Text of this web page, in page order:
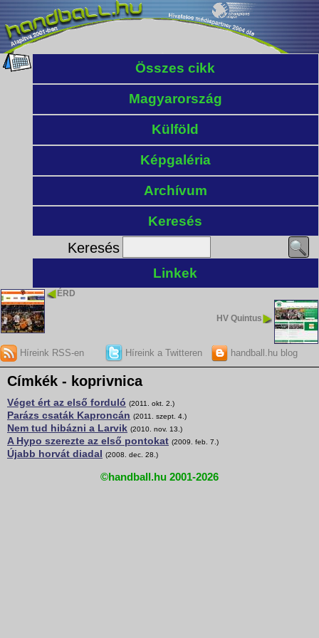
Összes cikk
Magyarország
Külföld
Képgaléria
Archívum
Keresés
Keresés
Linkek
ÉRD
HV Quintus
Híreink RSS-en Híreink a Twitteren handball.hu blog
Címkék - koprivnica
Véget ért az első forduló (2011. okt. 2.)
Parázs csaták Kaproncán (2011. szept. 4.)
Nem tud hibázni a Larvik (2010. nov. 13.)
A Hypo szerezte az első pontokat (2009. feb. 7.)
Újabb horvát diadal (2008. dec. 28.)
©handball.hu 2001-2026